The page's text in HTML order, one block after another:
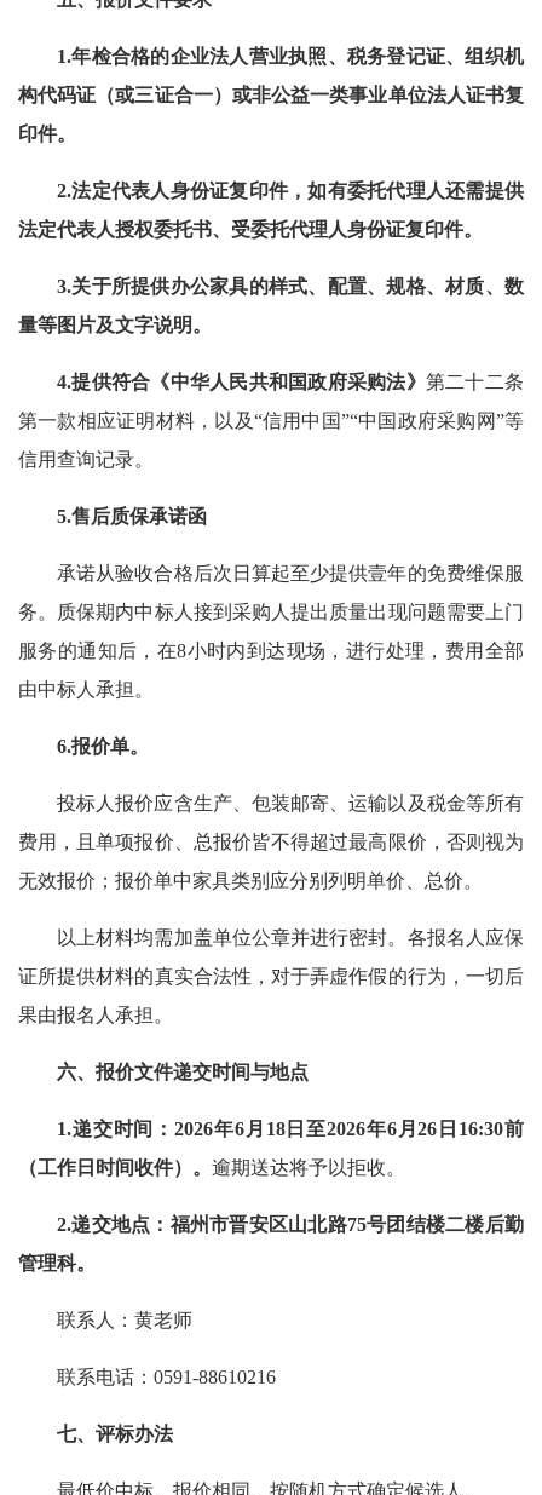
1.年检合格的企业法人营业执照、税务登记证、组织机
构代码证（或三证合一）或非公益一类事业单位法人证书复
印件。
2.法定代表人身份证复印件，如有委托代理人还需提供
法定代表人授权委托书、受委托代理人身份证复印件。
3.关于所提供办公家具的样式、配置、规格、材质、数
量等图片及文字说明。
4.提供符合《中华人民共和国政府采购法》 第二十二条
第一款相应证明材料，以及“信用中国”“中国政府采购网”等
信用查询记录。
5.售后质保承诺函
承诺从验收合格后次日算起至少提供壹年的免费维保服
务。质保期内中标人接到采购人提出质量出现问题需要上门
服务的通知后，在8小时内到达现场，进行处理，费用全部
由中标人承担。
6.报价单。
投标人报价应含生产、包装邮寄、运输以及税金等所有
费用，且单项报价、总报价皆不得超过最高限价，否则视为
无效报价；报价单中家具类别应分别列明单价、总价。
以上材料均需加盖单位公章并进行密封。各报名人应保
证所提供材料的真实合法性，对于弄虚作假的行为，一切后
果由报名人承担。
六、报价文件递交时间与地点
1.递交时间：2026年6月18日至2026年6月26日16:30前
（工作日时间收件）。 逾期送达将予以拒收。
2.递交地点：福州市晋安区山北路75号团结楼二楼后勤
管理科。
联系人：黄老师
联系电话：0591-88610216
七、评标办法
最低价中标。报价相同，按随机方式确定候选人。